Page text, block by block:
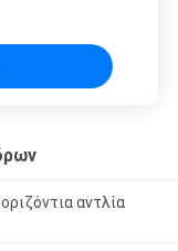
αντλία